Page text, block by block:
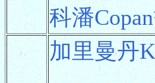
科潘
加里曼丹